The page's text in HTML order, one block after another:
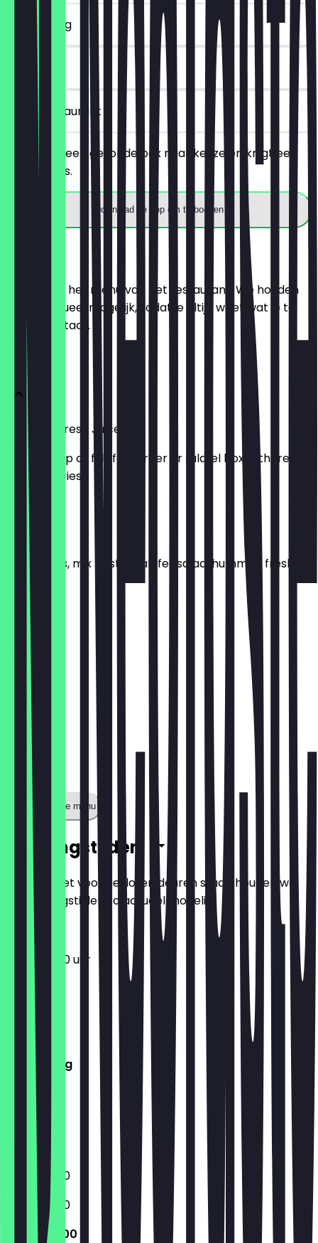
~£ 3 korting
90 dagen
in het restaurant
Je bestelt een gezonde box naar keuze en krijgt een
sapje gratis.
Download de app om te boeken
Hier vind je het menu van het restaurant. We houden
het zo actueel mogelijk, zodat je altijd weet wat je te
wachten staat.
DEALS
Falafel & Fresh Juice
falafel wrap or falafel burger or falafel box with fresh
juice and fries
£ 5,99
SHOF Box
vine leaves, mix pastry, falafel, salad, hummus, fresh
juice, fries
£ 11,99
Toon volledige menu
Openingstijden
Zodat je niet voor gesloten deuren staat, houden we
de openingstijden zo actueel mogelijk.
12:00 - 19:00 uur
Maandag
Dinsdag
Woensdag
Donderdag
Vrijdag
Zaterdag
Zondag
Gesloten
12:00 - 19:00
12:00 - 19:00
12:00 - 19:00